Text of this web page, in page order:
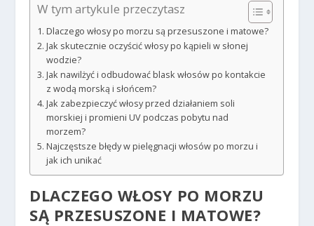
W tym artykule przeczytasz
Dlaczego włosy po morzu są przesuszone i matowe?
Jak skutecznie oczyścić włosy po kąpieli w słonej
wodzie?
Jak nawilżyć i odbudować blask włosów po kontakcie
z wodą morską i słońcem?
Jak zabezpieczyć włosy przed działaniem soli
morskiej i promieni UV podczas pobytu nad
morzem?
Najczęstsze błędy w pielęgnacji włosów po morzu i
jak ich unikać
DLACZEGO WŁOSY PO MORZU
SĄ PRZESUSZONE I MATOWE?